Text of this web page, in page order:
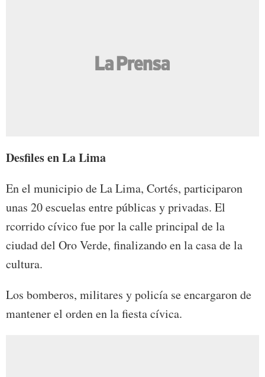
Desfiles en La Lima
En el municipio de La Lima, Cortés, participaron
unas 20 escuelas entre públicas y privadas. El
rcorrido cívico fue por la calle principal de la
ciudad del Oro Verde, finalizando en la casa de la
cultura.
Los bomberos, militares y policía se encargaron de
mantener el orden en la fiesta cívica.